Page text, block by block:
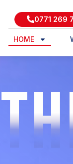
0771 269
HOME